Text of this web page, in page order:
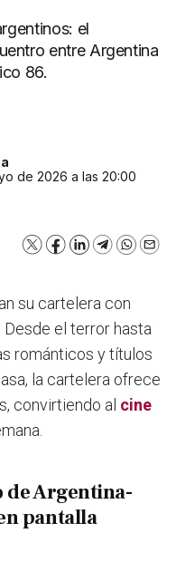
el
entre Argentina
86.
de 2026 a las 20:00
X Facebook
LinkedInTelegram
su cartelera con
el terror hasta
románticos y títulos
la cartelera ofrece
convirtiendo al cine
de Argentina-
pantalla